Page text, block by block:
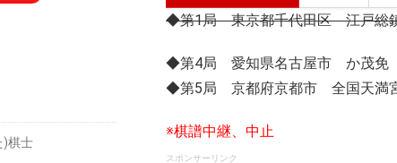
◆第1局 東京都千代田区 江戸総
◆第4局 愛知県名古屋市 か茂免
◆第5局 京都府京都市 全国天満
※棋譜中継、中止
スポンサーリンク
)棋士